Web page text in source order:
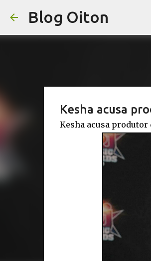
Blog Oiton
Kesha acusa
Kesha acusa produtor